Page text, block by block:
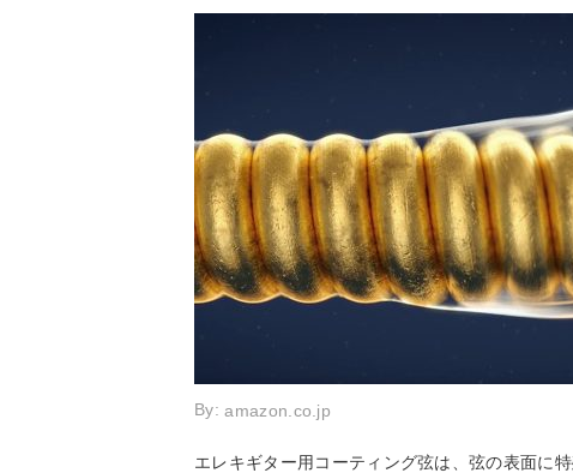
By:amazon.co.jp
エレキギター用コーティング弦は、弦の表面に